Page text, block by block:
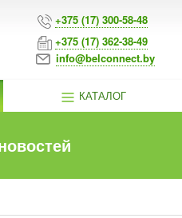
+375 (17) 300-58-48
+375 (17) 362-38-49
info@belconnect.by
КАТАЛОГ